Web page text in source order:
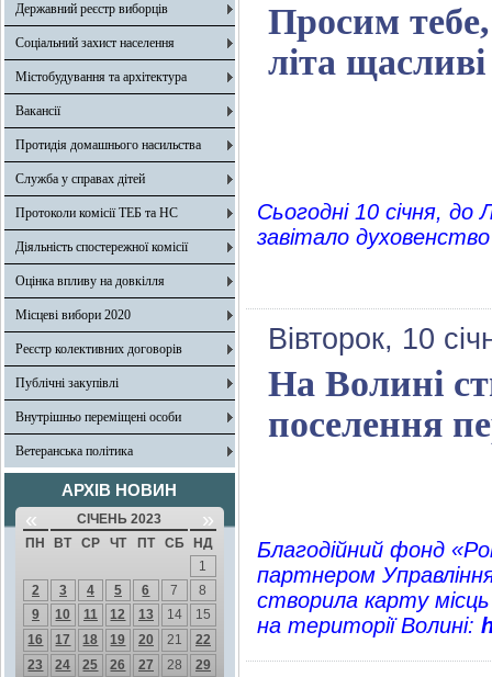
Державний реєстр виборців
Соціальний захист населення
Містобудування та архітектура
Вакансії
Протидія домашнього насильства
Служба у справах дітей
Протоколи комісії ТЕБ та НС
Діяльність спостережної комісії
Оцінка впливу на довкілля
Місцеві вибори 2020
Реєстр колективних договорів
Публічні закупівлі
Внутрішньо переміщені особи
Ветеранська політика
АРХІВ НОВИН
« СІЧЕНЬ 2023 »
ПН ВТ СР ЧТ ПТ СБ
НД
1
2
3 4 5 6 7
8
9
10 11 12 13 14
15
16
17 18 19 20 21
22
23
24 25 26 27 28
29
Просим
літа
Сьогодні 10 січня, до
завітало
Вівторок, 10
На Волині
поселення
Благодійний фонд
партнером
створила карту
на території Волині: